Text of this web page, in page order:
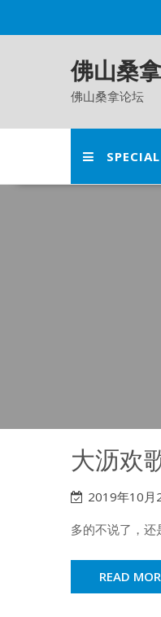
佛山桑
佛山桑拿论坛
大沥欢
2019年10月
多的不说了，
READ